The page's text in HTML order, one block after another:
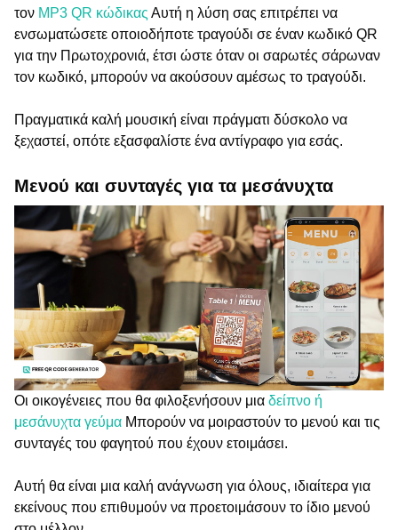
τον MP3 QR κώδικας Αυτή η λύση σας επιτρέπει να
ενσωματώσετε οποιοδήποτε τραγούδι σε έναν κωδικό QR
για την Πρωτοχρονιά, έτσι ώστε όταν οι σαρωτές σάρωναν
τον κωδικό, μπορούν να ακούσουν αμέσως το τραγούδι.
Πραγματικά καλή μουσική είναι πράγματι δύσκολο να
ξεχαστεί, οπότε εξασφαλίστε ένα αντίγραφο για εσάς.
Μενού και συνταγές για τα μεσάνυχτα
Οι οικογένειες που θα φιλοξενήσουν μια δείπνο ή
μεσάνυχτα γεύμα Μπορούν να μοιραστούν το μενού και τις
συνταγές του φαγητού που έχουν ετοιμάσει.
Αυτή θα είναι μια καλή ανάγνωση για όλους, ιδιαίτερα για
εκείνους που επιθυμούν να προετοιμάσουν το ίδιο μενού